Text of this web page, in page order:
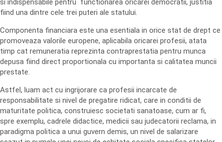
si indispensabile pentru functionarea oricarei democratii, justitia
fiind una dintre cele trei puteri ale statului.
Componenta financiara este una esentiala in orice stat de drept ce
promoveaza valorile europene, aplicabila oricarei profesii, atata
timp cat remuneratia reprezinta contraprestatia pentru munca
depusa fiind direct proportionala cu importanta si calitatea muncii
prestate.
Astfel, luam act cu ingrijorare ca profesii incarcate de
responsabilitate si nivel de pregatire ridicat, care in conditii de
maturitate politica, construiesc societati sanatoase, cum ar fi,
spre exemplu, cadrele didactice, medicii sau judecatorii reclama, in
paradigma politica a unui guvern demis, un nivel de salarizare